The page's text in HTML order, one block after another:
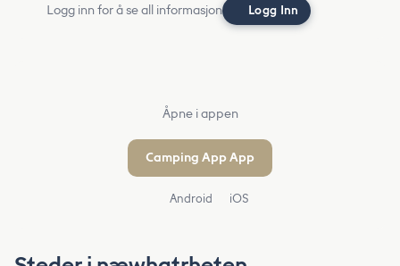
Logg inn for å se all informasjon Logg Inn
Åpne i appen
Camping App App
Android iOS